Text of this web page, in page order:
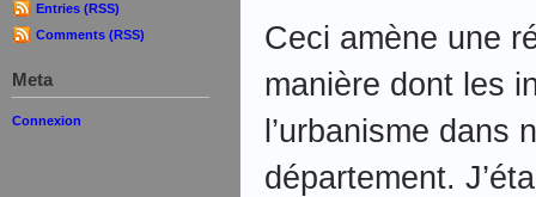
Entries (RSS)
Comments (RSS)
Meta
Connexion
Ceci amène une
manière dont les
l’urbanisme dans
département.